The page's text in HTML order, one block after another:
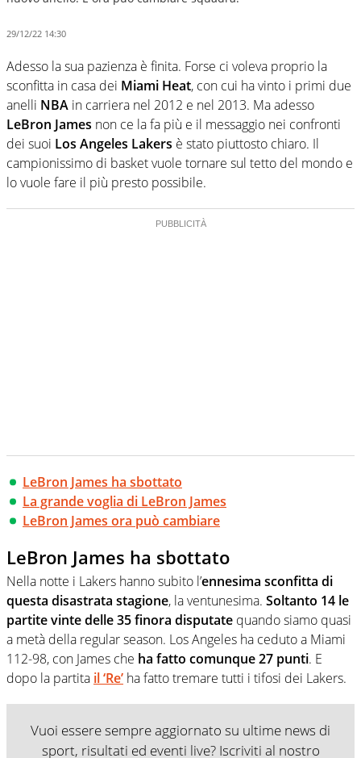
29/12/22 14:30
Adesso la sua pazienza è finita. Forse ci voleva proprio la
sconfitta in casa dei Miami Heat, con cui ha vinto i primi due
anelli NBA in carriera nel 2012 e nel 2013. Ma adesso
LeBron James non ce la fa più e il messaggio nei confronti
dei suoi Los Angeles Lakers è stato piuttosto chiaro. Il
campionissimo di basket vuole tornare sul tetto del mondo e
lo vuole fare il più presto possibile.
LeBron James ha sbottato
La grande voglia di LeBron James
LeBron James ora può cambiare
LeBron James ha sbottato
Nella notte i Lakers hanno subito l’ennesima sconfitta di
questa disastrata stagione, la ventunesima. Soltanto 14 le
partite vinte delle 35 finora disputate quando siamo quasi
a metà della regular season. Los Angeles ha ceduto a Miami
112-98, con James che ha fatto comunque 27 punti. E
dopo la partita il ‘Re’ ha fatto tremare tutti i tifosi dei Lakers.
Vuoi essere sempre aggiornato su ultime news di
sport, risultati ed eventi live? Iscriviti al nostro